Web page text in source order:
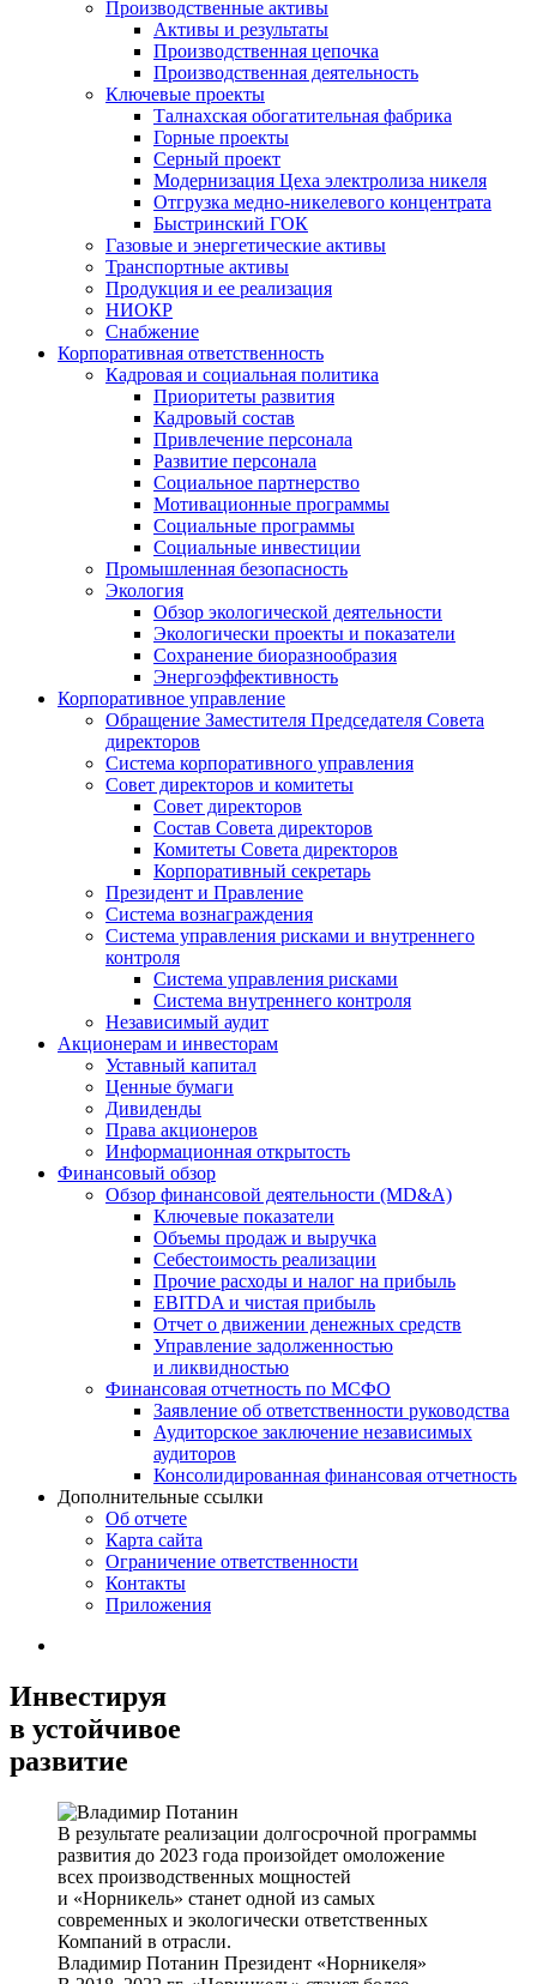
Производственные активы
Активы и результаты
Производственная цепочка
Производственная деятельность
Ключевые проекты
Талнахская обогатительная фабрика
Горные проекты
Серный проект
Модернизация Цеха электролиза никеля
Отгрузка медно-никелевого концентрата
Быстринский ГОК
Газовые и энергетические активы
Транспортные активы
Продукция и ее реализация
НИОКР
Снабжение
Корпоративная ответственность
Кадровая и социальная политика
Приоритеты развития
Кадровый состав
Привлечение персонала
Развитие персонала
Социальное партнерство
Мотивационные программы
Социальные программы
Социальные инвестиции
Промышленная безопасность
Экология
Обзор экологической деятельности
Экологически проекты и показатели
Сохранение биоразнообразия
Энергоэффективность
Корпоративное управление
Обращение Заместителя Председателя Совета
директоров
Система корпоративного управления
Совет директоров и комитеты
Совет директоров
Состав Совета директоров
Комитеты Совета директоров
Корпоративный секретарь
Президент и Правление
Система вознаграждения
Система управления рисками и внутреннего
контроля
Система управления рисками
Система внутреннего контроля
Независимый аудит
Акционерам и инвесторам
Уставный капитал
Ценные бумаги
Дивиденды
Права акционеров
Информационная открытость
Финансовый обзор
Обзор финансовой деятельности (MD&A)
Ключевые показатели
Объемы продаж и выручка
Себестоимость реализации
Прочие расходы и налог на прибыль
EBITDA и чистая прибыль
Отчет о движении денежных средств
Управление задолженностью
и ликвидностью
Финансовая отчетность по МСФО
Заявление об ответственности руководства
Аудиторское заключение независимых
аудиторов
Консолидированная финансовая отчетность
Дополнительные ссылки
Об отчете
Карта сайта
Ограничение ответственности
Контакты
Приложения
Инвестируя
в устойчивое
развитие
В результате реализации долгосрочной программы
развития до 2023 года произойдет омоложение
всех производственных мощностей
и «Норникель» станет одной из самых
современных и экологически ответственных
Компаний в отрасли.
Владимир Потанин Президент «Норникеля»